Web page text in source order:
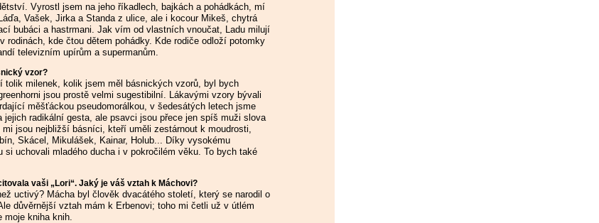
Vyrostl jsem na jeho říkadlech, bajkách a pohádkách, mí
Vašek, Jirka a Standa z ulice, ale i kocour Mikeš, chytrá
bubáci a hastrmani. Jak vím od vlastních vnoučat, Ladu milují
rodinách, kde čtou dětem pohádky. Kde rodiče odloží potomky
televizním upírům a supermanům.
vzor?
tolik milenek, kolik jsem měl básnických vzorů, byl bych
jsou prostě velmi sugestibilní. Lákavými vzory bývali
měšťáckou pseudomorálkou, v šedesátých letech jsme
jejich radikální gesta, ale psavci jsou přece jen spíš muži slova
jsou nejbližší básníci, kteří uměli zestárnout k moudrosti,
Skácel, Mikulášek, Kainar, Holub... Díky vysokému
si uchovali mladého ducha i v pokročilém věku. To bych také
vaši „Lori“. Jaký je váš vztah k Máchovi?
uctivý? Mácha byl člověk dvacátého století, který se narodil o
důvěrnější vztah mám k Erbenovi; toho mi četli už v útlém
moje kniha knih.